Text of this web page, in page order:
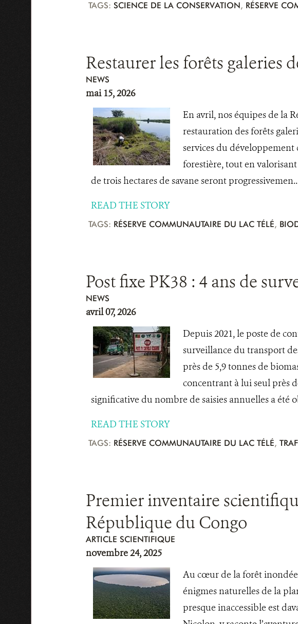
TAGS: SCIENCE DE LA CONSERVATION, RÉSERVE
Restaurer les forêts galeries
NEWS
mai 15, 2026
En avril, nos équipes de la
restauration des forêts
services du
forestière, tout en valorisant
de trois hectares de savane seront
READ THE STORY
TAGS: RÉSERVE COMMUNAUTAIRE DU LAC TÉLÉ,
Post fixe PK38 : 4 ans de
NEWS
avril 07, 2026
Depuis 2021, le poste de
surveillance du transport
près de 5,9 tonnes de
concentrant à lui seul près
significative du nombre de saisies annuelles a été
READ THE STORY
TAGS: RÉSERVE COMMUNAUTAIRE DU LAC TÉLÉ,
Premier inventaire
République du Congo
ARTICLE SCIENTIFIQUE
novembre 24, 2025
Au cœur de la forêt
énigmes naturelles de la
presque inaccessible est